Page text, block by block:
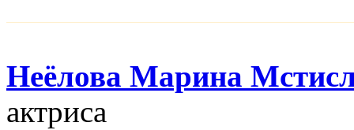
Неёлова Марина
актриса